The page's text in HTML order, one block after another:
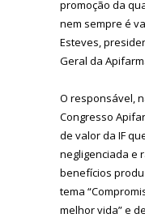
promoção da
nem sempre é
Esteves,
Geral da
O responsável,
Congresso
de valor da IF
negligenciada e
benefícios
tema
melhor vida” e